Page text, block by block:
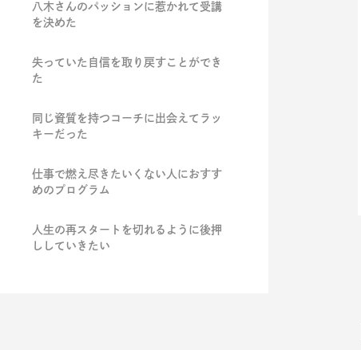
八木さんのパッションに惹かれて受講
を決めた
失っていた自信を取り戻すことができ
た
同じ資質を持つコーチに出会えてラッ
キーだった
仕事で燃え尽きたいくない人におすす
めのプログラム
人生の再スタートを切れるように後押
ししていきたい